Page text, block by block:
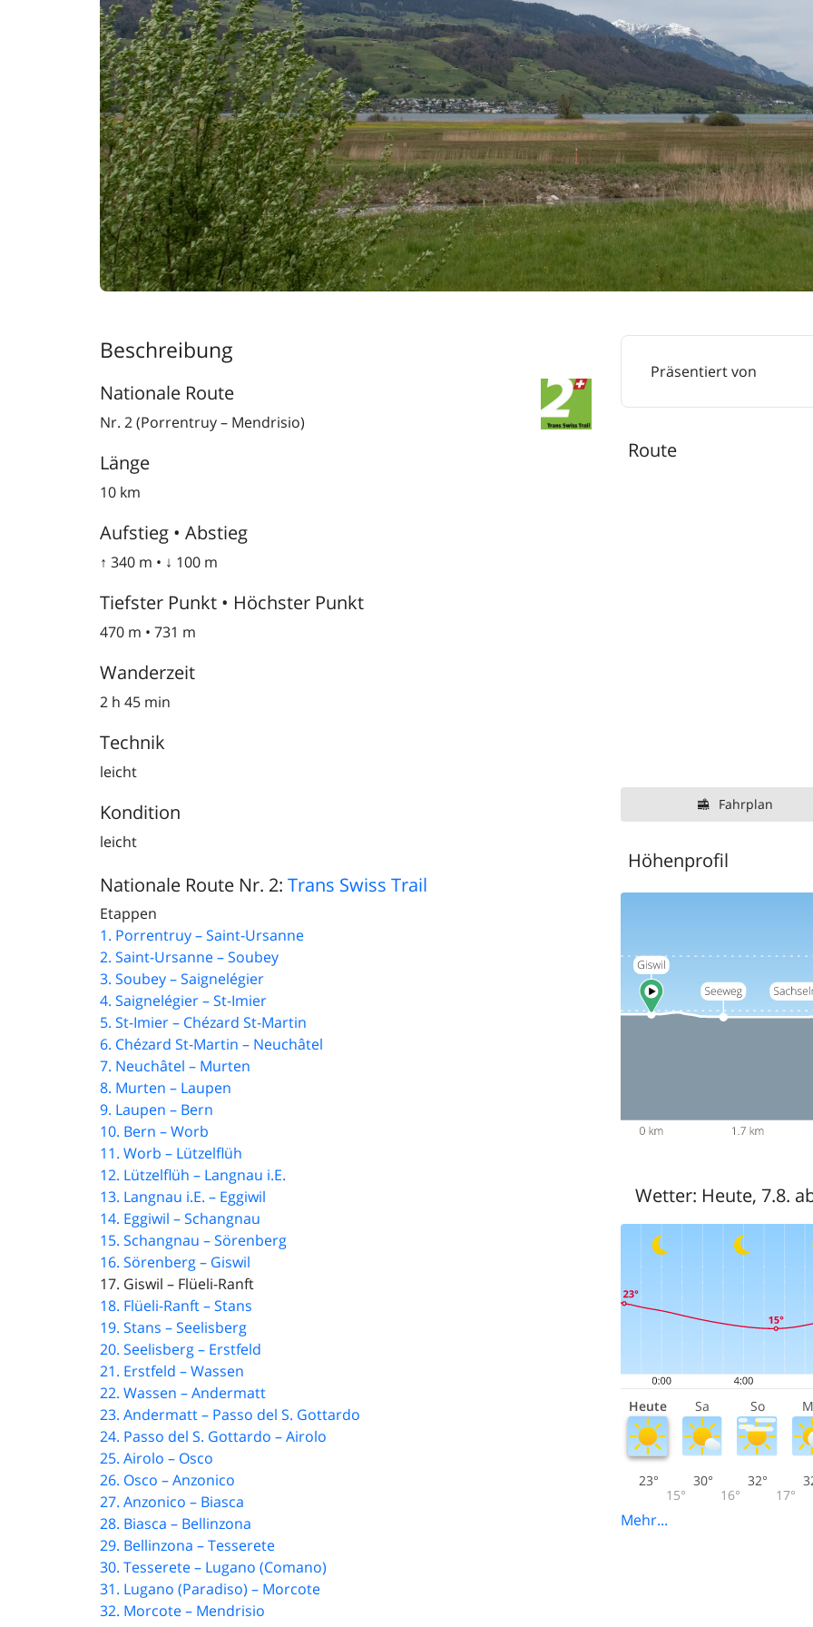
Beschreibung
Nationale Route
Nr. 2 (Porrentruy – Mendrisio)
Länge
10 km
Aufstieg • Abstieg
↑ 340 m • ↓ 100 m
Tiefster Punkt • Höchster Punkt
470 m • 731 m
Wanderzeit
2 h 45 min
Technik
leicht
Kondition
leicht
Nationale Route Nr. 2: Trans Swiss Trail
Etappen
1. Porrentruy – Saint-Ursanne
2. Saint-Ursanne – Soubey
3. Soubey – Saignelégier
4. Saignelégier – St-Imier
5. St-Imier – Chézard St-Martin
6. Chézard St-Martin – Neuchâtel
7. Neuchâtel – Murten
8. Murten – Laupen
9. Laupen – Bern
10. Bern – Worb
11. Worb – Lützelflüh
12. Lützelflüh – Langnau i.E.
13. Langnau i.E. – Eggiwil
14. Eggiwil – Schangnau
15. Schangnau – Sörenberg
16. Sörenberg – Giswil
17. Giswil – Flüeli-Ranft
18. Flüeli-Ranft – Stans
19. Stans – Seelisberg
20. Seelisberg – Erstfeld
21. Erstfeld – Wassen
22. Wassen – Andermatt
23. Andermatt – Passo del S. Gottardo
24. Passo del S. Gottardo – Airolo
25. Airolo – Osco
26. Osco – Anzonico
27. Anzonico – Biasca
28. Biasca – Bellinzona
29. Bellinzona – Tesserete
30. Tesserete – Lugano (Comano)
31. Lugano (Paradiso) – Morcote
32. Morcote – Mendrisio
Präsentiert von
Route
Fahrplan
Höhenprofil
Wetter: Heute, 7.8.
Heute Sa So
23°
15°
30°
16°
32°
17°
Mehr...